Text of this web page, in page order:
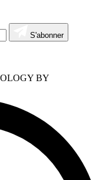
S'abonner
BY